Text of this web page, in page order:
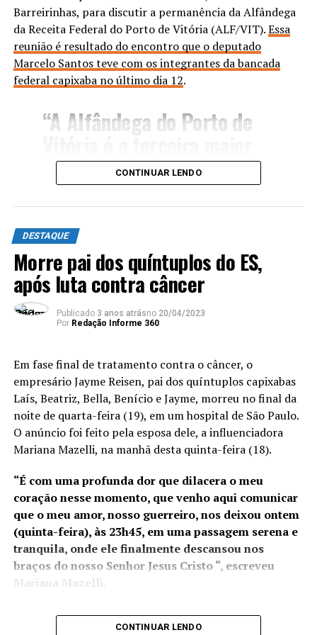
por qualquer cidadão pelo e-
mailhemoes.coletaexterna@saude.es.gov.br, sendo
necessário cumprir alguns requisitos, como o mínimo de
50 doadores e o máximo de 70.
nesta quarta-feira (02).
Onde doar
– Hemocentro de Vitória
Endereço: Avenida Marechal Campos, 1.468, Maruípe.
ANÚNCIO
Telefone: (27) 3636-7920
– Hemocentro de Linhares
Endereço: Avenida João Felipe Calmom, 174-298,
Centro.
Barreirinhas, para discutir a permanência da Alfândega
da Receita Federal do Porto de Vitória (ALF/VIT).Essa
reunião é resultado do encontro que o deputado
Marcelo Santos teve com os integrantes da bancada
federal capixaba no último dia 12.
“A Alfândega do Porto de
em volume de importações
e a segunda maior em valor
médio de Declarações de
Importação (DI) no Brasil.
Além disso, a unidade é
responsável pelo controle
de 22 instalações e
recintos alfandegados no
Espírito Santo e atuará em
novos projetos portuários
em execução, como o Porto
da Imetame, com data de
início de operação para
2025. No ano passado, os
portos capixabas
movimentaram R$ 35
bilhões em mercadorias e a
possível transferência da
Alfândega para o Rio de
Janeiro pode gerar
CONTINUAR LENDO
DESTAQUE
Morre pai dos quíntuplos do ES,
após luta contra câncer
Publicado 3 anos atrásno 20/04/2023
Por Redação Informe 360
Em fase final de tratamento contra o câncer, o
empresário Jayme Reisen, pai dos quíntuplos capixabas
Laís, Beatriz, Bella, Benício e Jayme, morreu no final da
noite de quarta-feira (19), em um hospital de São Paulo.
O anúncio foi feito pela esposa dele, a influenciadora
Mariana Mazelli, na manhã desta quinta-feira (18).
“É com uma profunda dor que dilacera o meu
coração nesse momento, que venho aqui comunicar
que o meu amor, nosso guerreiro, nos deixou ontem
(quinta-feira), às 23h45, em uma passagem serena e
tranquila, onde ele finalmente descansou nos
braços do nosso Senhor Jesus Cristo “, escreveu
Mariana Mazelli.
Jayme estava em fase final detratamento que só foi
CONTINUAR LENDO